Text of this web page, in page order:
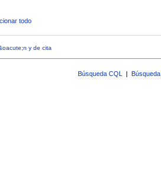
todo
y de cita
Búsqueda CQL |